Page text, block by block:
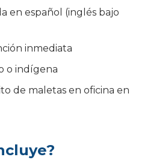
en español (inglés bajo
inmediata
o indígena
de maletas en oficina en